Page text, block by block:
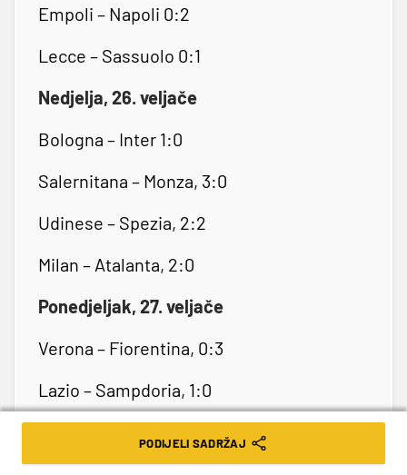
Empoli – Napoli 0:2
Lecce – Sassuolo 0:1
Nedjelja, 26. veljače
Bologna – Inter 1:0
Salernitana – Monza, 3:0
Udinese – Spezia, 2:2
Milan – Atalanta, 2:0
Ponedjeljak, 27. veljače
Verona – Fiorentina, 0:3
Lazio – Sampdoria, 1:0
PODIJELI SADRŽAJ